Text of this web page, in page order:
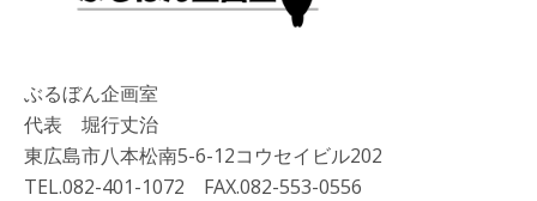
ぶるぼん企画室
代表 堀行丈治
東広島市八本松南5-6-12コウセイビル202
TEL.082-401-1072 FAX.082-553-0556